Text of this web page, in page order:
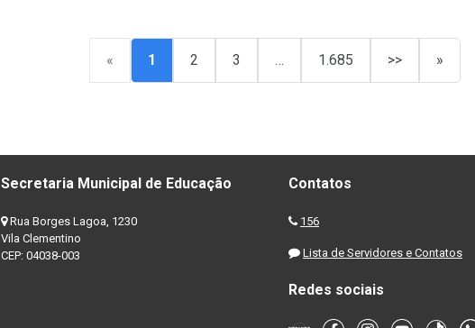
« 1 2 3 … 1.685 >> »
Secretaria Municipal de Educação
Rua Borges Lagoa, 1230
Vila Clementino
CEP: 04038-003
Contatos
156
Lista de Servidores e Contatos
Redes sociais